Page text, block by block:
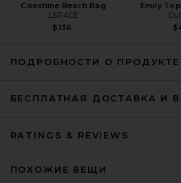
Cult Gaia
Coastline Beach Bag
LSPACE
$136
Emily
ПОДРОБНОСТИ О ПРОДУКТЕ
БЕСПЛАТНАЯ ДОСТАВКА И
RATINGS & REVIEWS
ПОХОЖИЕ ВЕЩИ